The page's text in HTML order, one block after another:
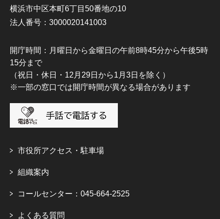
横浜市中区本町6丁目50番地の10
法人番号：3000020141003
開庁時間：月曜日から金曜日の午前8時45分から午後5時
15分まで
（祝日・休日・12月29日から1月3日を除く）
※一部の窓口では開庁時間が異なる場合があります
市役所アクセス・駐車場
組織案内
コールセンター：045-664-2525
よくある質問